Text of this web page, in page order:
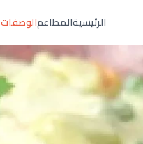
الرئيسيةالمطاعمالوصفات